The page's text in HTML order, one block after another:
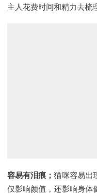
主人花费时间和精力去梳
容易有泪痕；猫咪容易出
仅影响颜值，还影响身体